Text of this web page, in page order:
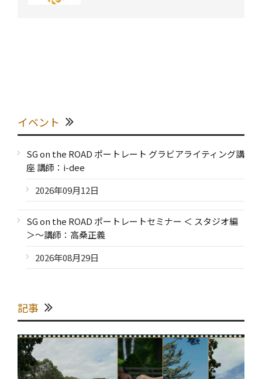
イベント
SG on the ROAD ポートレート グラビアライティング講
座 講師：i-dee
2026年09月12日
SG on the ROAD ポートレートセミナー ＜ スタジオ編
＞～講師：高桑正義
2026年08月29日
記事